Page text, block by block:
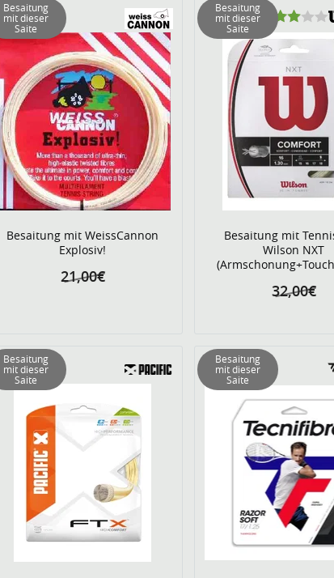
Besaitung mit WeissCannon
Explosiv!
21,00€
Besaitung
mit dieser
Saite
Besaitung mit
Wilson NXT
32,00€
Besaitung
mit dieser
Saite
Besaitung
mit dieser
Saite
Besaitung
mit dieser
Saite